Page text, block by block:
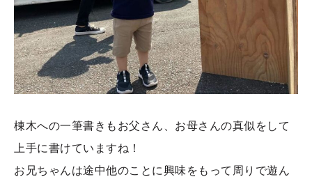
棟木への一筆書きもお父さん、お母さんの真似をして
上手に書けていますね！
お兄ちゃんは途中他のことに興味をもって周りで遊ん